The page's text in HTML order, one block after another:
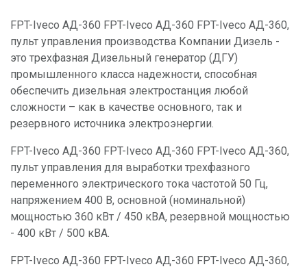
FPT-Iveco АД-360 FPT-Iveco АД-360 FPT-Iveco АД-360,
пульт управления производства Компании Дизель -
это трехфазная Дизельный генератор (ДГУ)
промышленного класса надежности, способная
обеспечить дизельная электростанция любой
сложности – как в качестве основного, так и
резервного источника электроэнергии.
FPT-Iveco АД-360 FPT-Iveco АД-360 FPT-Iveco АД-360,
пульт управления для выработки трехфазного
переменного электрического тока частотой 50 Гц,
напряжением 400 В, основной (номинальной)
мощностью 360 кВт / 450 кВА, резервной мощностью
- 400 кВт / 500 кВА.
FPT-Iveco АД-360 FPT-Iveco АД-360 FPT-Iveco АД-360,